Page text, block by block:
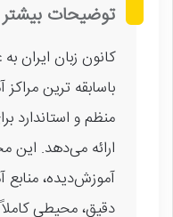
توضیحات بیشتر
کانون زبان ایران
باسابقه ترین
منظم و استاندارد
ارائه می‌دهد. این
آموزش‌دیده، منابع
دقیق، محیطی